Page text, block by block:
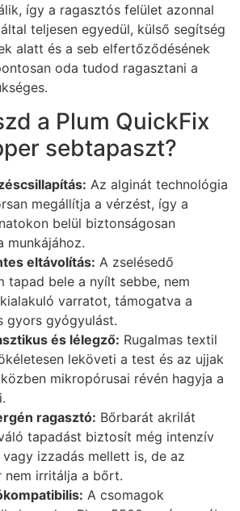
így a ragasztós felület azonnal
teljesen egyedül, külső segítség
alatt és a seb elfertőződésének
oda tudod ragasztani a
a Plum QuickFix
sebtapaszt?
Az alginát technológia
megállítja a vérzést, így a
belül biztonságosan
munkájához.
eltávolítás: A zselésedő
tapad bele a nyílt sebbe, nem
varratot, támogatva a
gyors gyógyulást.
és lélegző: Rugalmas textil
leköveti a test és az ujjak
mikropórusai révén hagyja a
ragasztó: Bőrbarát akrilát
tapadást biztosít még intenzív
izzadás mellett is, de az
nem irritálja a bőrt.
A csomagok